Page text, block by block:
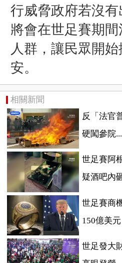
行威脅政府若沒有
將會在世足賽期
人群，讓民眾開
安。
相關新聞
反「法官
硬闖參院...
世足賽阿
疑酒吧內
世足賽商
150億美元
世足發大